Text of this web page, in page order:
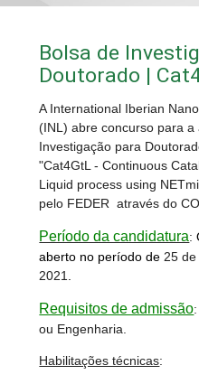
Bolsa de
Doutorado |
A International Iberian
(INL) abre concurso para
Investigação para
"Cat4GtL - Continuous
Liquid process using
pelo FEDER através do
Período da candidatura:
aberto no período de25
2021.
Requisitos de admissão
ou Engenharia.
Habilitações técnicas: